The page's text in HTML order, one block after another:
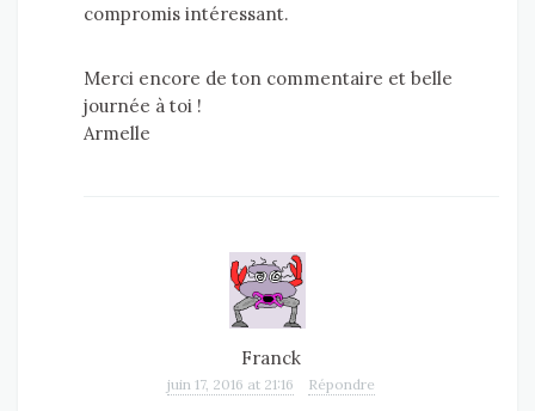
compromis intéressant.
Merci encore de ton commentaire et belle
journée à toi !
Armelle
Franck
juin 17, 2016 at 21:16 Répondre